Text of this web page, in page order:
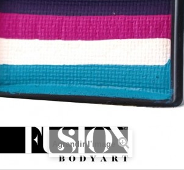
Agrandir l'image